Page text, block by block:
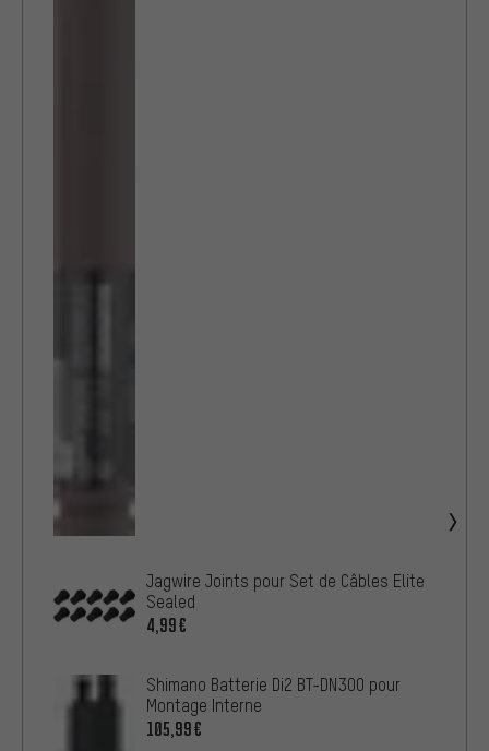
Jagwire Joints pour Set de Câbles Elite
Sealed
4,99€
Shimano Batterie Di2 BT-DN300 pour
Montage Interne
105,99€